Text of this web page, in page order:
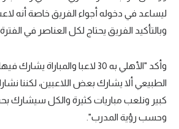
ركن الألعاب
ميركاتو
تحقيق في الجول
ليساعد في دخوله أجواء الفريق خاصة أنه
وبالتأكيد الفريق يحتاج لكل العناصر في
الطبيعي ألا يشارك بعض اللاعبين، لكننا
كبير ونلعب مباريات كثيرة والكل
وحسب رؤية المدرب".